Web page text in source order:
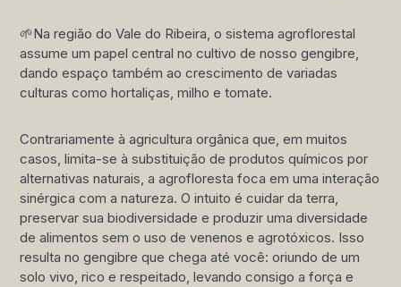
🌱Na região do Vale do Ribeira, o sistema agroflorestal
assume um papel central no cultivo de nosso gengibre,
dando espaço também ao crescimento de variadas
culturas como hortaliças, milho e tomate.
Contrariamente à agricultura orgânica que, em muitos
casos, limita-se à substituição de produtos químicos por
alternativas naturais, a agrofloresta foca em uma interação
sinérgica com a natureza. O intuito é cuidar da terra,
preservar sua biodiversidade e produzir uma diversidade
de alimentos sem o uso de venenos e agrotóxicos. Isso
resulta no gengibre que chega até você: oriundo de um
solo vivo, rico e respeitado, levando consigo a força e